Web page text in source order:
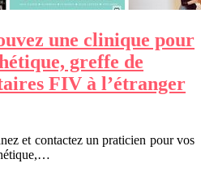
une clinique pour
greffe de
FIV à l’étranger
et contactez un praticien pour vos